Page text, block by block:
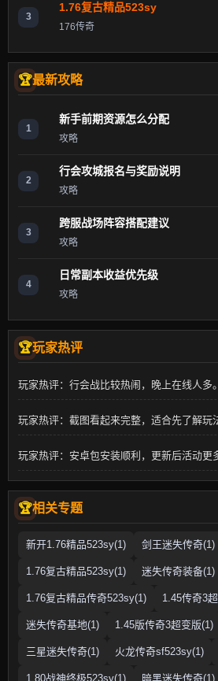
3
1.76复古精品523sy
176传奇
最新攻略
1
新手前期资源怎么分配
攻略
2
行会攻城报名与奖励说明
攻略
3
跨服战场阵容搭配建议
攻略
4
日常副本收益优先级
攻略
玩家热评
玩家热评：行会战比较热闹，晚上在线人多。
玩家热评：截图看起来完整，适合先了解玩
玩家热评：安卓包安装顺利，更新后活动更
相关专题
新开1.76精品523sy(1) 剑王迷失传奇(1)
1.76复古精品523sy(1) 迷失传奇装备(1)
1.76复古精品传奇523sy(1) 1.45传奇3
迷失传奇基地(1) 1.45版传奇3超变版(1)
三星迷失传奇(1) 火龙传奇sf523sy(1)
1.80战神终极523sy(1) 暗黑迷失传奇(1)